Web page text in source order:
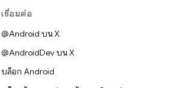
เชื่อมต่อ
@Android บน X
@AndroidDev บน X
บล็อก Android